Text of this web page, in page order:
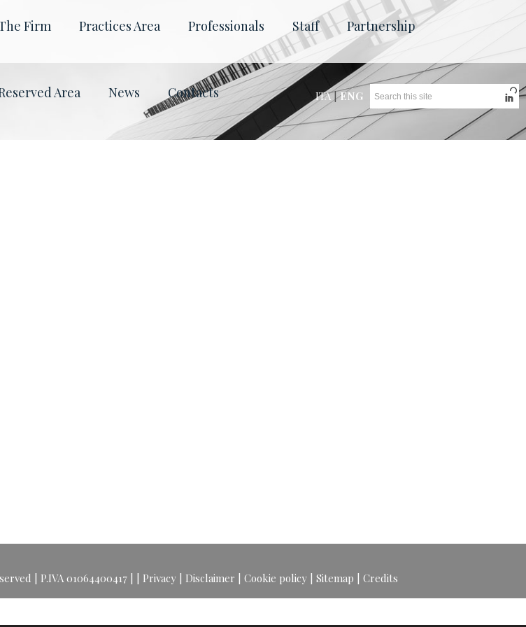
ITA|ENG
Firm Practices Area Professionals Staff Partnership
Area News Contacts
| P.IVA 01064400417 | Privacy Disclaimer Cookie policy Sitemap Credits